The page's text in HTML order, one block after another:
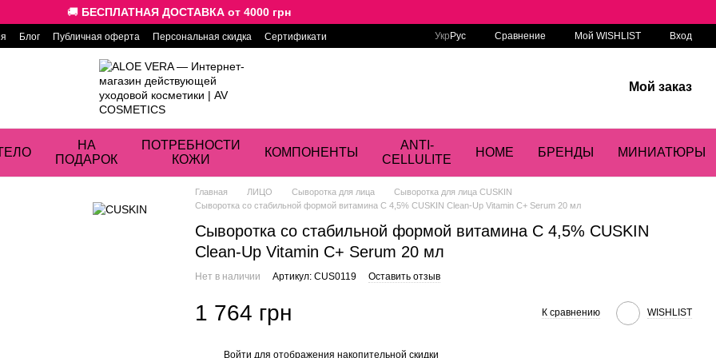
🚚 БЕСПЛАТНАЯ ДОСТАВКА от 4000 грн
Блог Публичная оферта Персональная скидка Сертификати Укр Рус Сравнение Мой WISHLIST Вход
Мой заказ
НА
ПОДАРОК
ПОТРЕБНОСТИ
КОЖИ
КОМПОНЕНТЫ
ANTI-
CELLULITE
HOME БРЕНДЫ МИНИАТЮРЫ
Главная ЛИЦО Сыворотка для лица
Сыворотка для лица CUSKIN
Сыворотка со стабильной формой витамина С 4,5% CUSKIN Clean-Up Vitamin C+ Serum 20 мл
Сыворотка со стабильной формой витамина С 4,5% CUSKIN
Clean-Up Vitamin C+ Serum 20 мл
Нет в наличии Артикул: CUS0119 Оставить отзыв
1 764 грн К сравнению WISHLIST
Войти для отображения накопительной скидки